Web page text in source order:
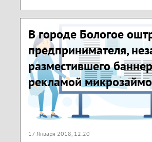
В городе Бологое
предпринимателя,
разместившего
рекламой
17 Января 2018, 12:20